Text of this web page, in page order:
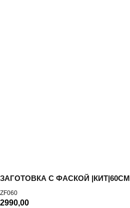
ЗАГОТОВКА С ФАСКОЙ |КИТ|60СМ
ZF060
2990,00